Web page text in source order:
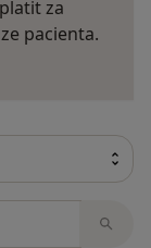
PRAHA,
konfliktů
Olomouc)
za
pacienta.